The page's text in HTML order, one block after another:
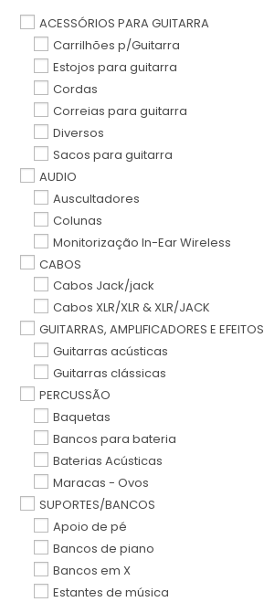
ACESSÓRIOS PARA GUITARRA
Carrilhões p/Guitarra
Estojos para guitarra
Cordas
Correias para guitarra
Diversos
Sacos para guitarra
AUDIO
Auscultadores
Colunas
Monitorização In-Ear Wireless
CABOS
Cabos Jack/jack
Cabos XLR/XLR & XLR/JACK
GUITARRAS, AMPLIFICADORES E EFEITOS
Guitarras acústicas
Guitarras clássicas
PERCUSSÃO
Baquetas
Bancos para bateria
Baterias Acústicas
Maracas - Ovos
SUPORTES/BANCOS
Apoio de pé
Bancos de piano
Bancos em X
Estantes de música